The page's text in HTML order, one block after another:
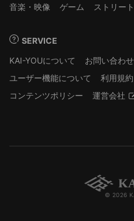
音楽・映像
ゲーム ストリート
SERVICE
KAI-YOUについて
お問い合わせ
ユーザー機能について
利用規約
コンテンツポリシー
運営会社
© 2026